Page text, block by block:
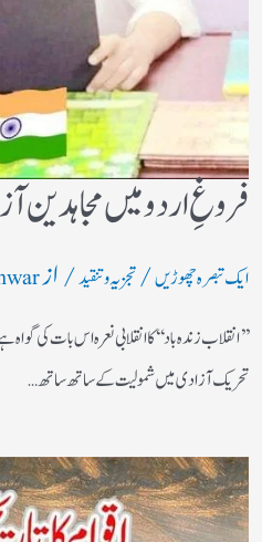
فروغِ اردو میں مجاہدین
ایک تبصرہ چھوڑیں/تجزیہ و تنقید/ از
’’انقلاب زندہ باد‘‘کا انقلابی نعرہ اس بات کی
تحریک آزادی میں شمولیت کے ساتھ ساتھ…